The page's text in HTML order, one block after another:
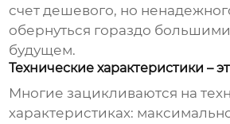
счет дешевого, но
обернуться гораздо
будущем.
Технические характеристики –
Многие зацикливаются на
характеристиках: